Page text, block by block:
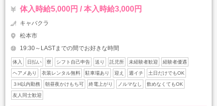
体入時給5,000円 / 本入時給3,000円
キャバクラ
松本市
19:30～LASTまでの間でお好きな時間
体入 日払い 寮 シフト自己申告 送り 託児所 未経験者歓迎 経験者優遇
ヘアメあり 衣装レンタル無料 駐車場あり 迎え 週イチ 土日だけでもOK
３H以内勤務 朝昼夜かけもち可 終電上がり ノルマなし 飲めなくてもOK
友人同士歓迎